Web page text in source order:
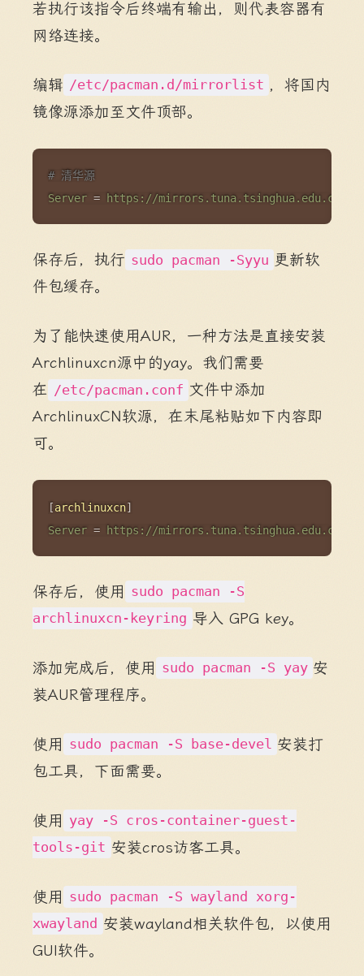
若执行该指令后终端有输出，则代表容器有
网络连接。
编辑 /etc/pacman.d/mirrorlist ，将国内
镜像源添加至文件顶部。
# 清华源
Server = https://mirrors.tuna.tsinghua.edu.cn/
保存后，执行 sudo pacman -Syyu 更新软
件包缓存。
为了能快速使用AUR，一种方法是直接安装
Archlinuxcn源中的yay。我们需要
在 /etc/pacman.conf 文件中添加
ArchlinuxCN软源，在末尾粘贴如下内容即
可。
[archlinuxcn]
Server = https://mirrors.tuna.tsinghua.edu.cn/
保存后，使用 sudo pacman -S
archlinuxcn-keyring 导入 GPG key。
添加完成后，使用 sudo pacman -S yay 安
装AUR管理程序。
使用 sudo pacman -S base-devel 安装打
包工具，下面需要。
使用 yay -S cros-container-guest-
tools-git 安装cros访客工具。
使用 sudo pacman -S wayland xorg-
xwayland 安装wayland相关软件包，以使用
GUI软件。